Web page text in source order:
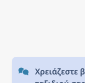
Χρειάζεστε